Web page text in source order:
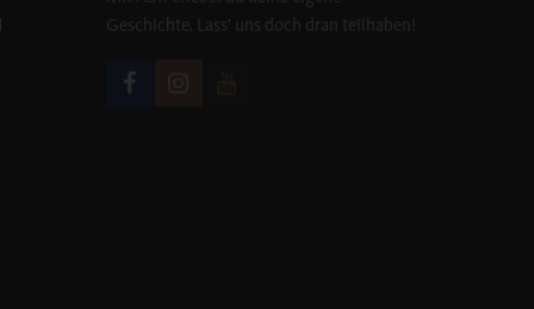
Geschichte. Lass' uns doch dran teilhaben!